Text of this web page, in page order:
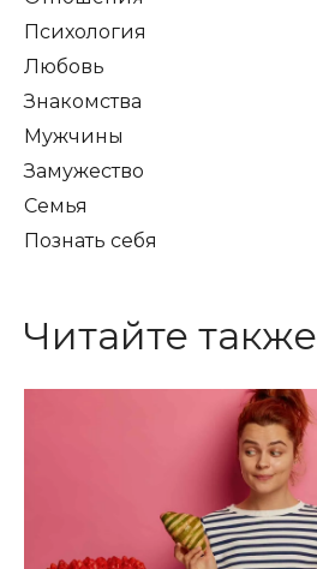
Психология
Любовь
Знакомства
Мужчины
Замужество
Семья
Познать себя
Читайте также